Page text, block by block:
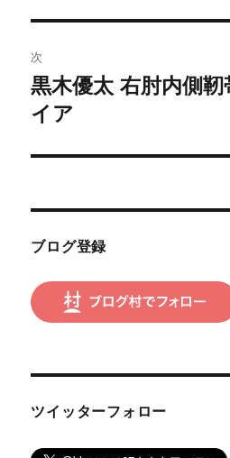
ビ
ゲ
ー
シ
ン
稿:
次
次
の
稿:
黒木優太 右肘内側
イア
ブログ登録
ツイッターフォロー